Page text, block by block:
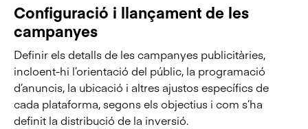
Configuració i llançament de les
campanyes
Definir els detalls de les campanyes publicitàries,
incloent-hi l’orientació del públic, la programació
d’anuncis, la ubicació i altres ajustos específics de
cada plataforma, segons els objectius i com s’ha
definit la distribució de la inversió.